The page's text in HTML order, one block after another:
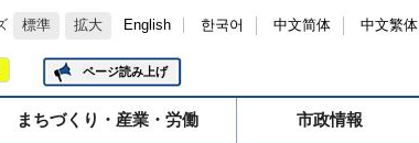
標準 拡大 English 한국어 中文简体 中文繁体
ページ読み上げ
まちづくり・産業・労働 市政情報